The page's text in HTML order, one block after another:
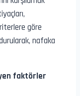
göre
nafaka
faktörler